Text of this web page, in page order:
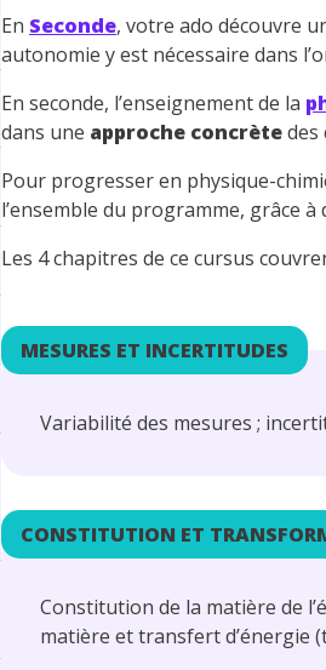
En Seconde, votre ado découvre
autonomie y est nécessaire dans
En seconde, l’enseignement de la
dans une approche concrètedes
Pour progresser en physique-
l’ensemble du programme, grâce
Les 4 chapitres de ce cursus
MESURES ET INCERTITUDES
Variabilité des mesures ;
CONSTITUTION ET
Constitution de la matière de
matière et transfert d’énergie